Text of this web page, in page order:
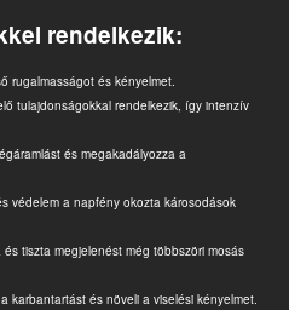
rendelkezik:
rugalmasságot és kényelmet.
tulajdonságokkal rendelkezik, így intenzív
és megakadályozza a
védelem a napfény okozta károsodások
tiszta megjelenést még többszöri mosás
karbantartást és növeli a viselési kényelmet.